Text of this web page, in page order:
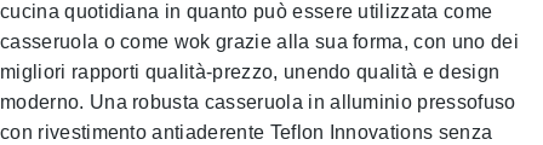
cucina quotidiana in quanto può essere utilizzata come
casseruola o come wok grazie alla sua forma, con uno dei
migliori rapporti qualità-prezzo, unendo qualità e design
moderno. Una robusta casseruola in alluminio pressofuso
con rivestimento antiaderente Teflon Innovations senza